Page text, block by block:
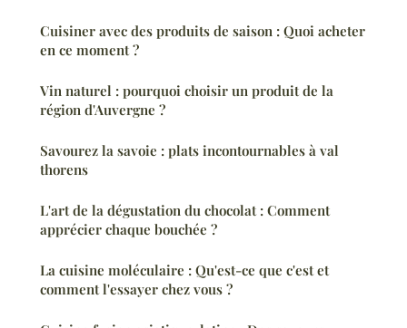
Cuisiner avec des produits de saison : Quoi acheter
en ce moment ?
Vin naturel : pourquoi choisir un produit de la
région d'Auvergne ?
Savourez la savoie : plats incontournables à val
thorens
L'art de la dégustation du chocolat : Comment
apprécier chaque bouchée ?
La cuisine moléculaire : Qu'est-ce que c'est et
comment l'essayer chez vous ?